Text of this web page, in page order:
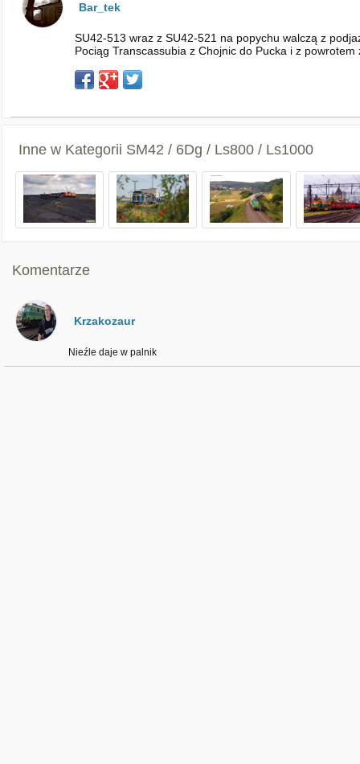
Bar_tek
SU42-513 wraz z SU42-521 na popychu walczą z
Pociąg Transcassubia z Chojnic do Pucka i z
Inne w Kategorii SM42 / 6Dg / Ls800 / Ls1000
Komentarze
Krzakozaur
Nieźle daje w palnik